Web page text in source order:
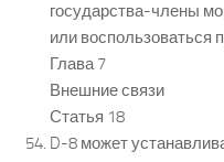
государства-члены
или воспользоваться
Глава 7
Внешние связи
Статья 18
D-8 может